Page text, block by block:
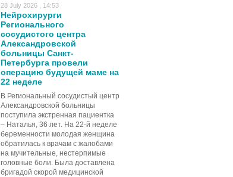
28 July 2026 , 14:53
Нейрохирурги
Регионального
сосудистого центра
Александровской
больницы Санкт-
Петербурга провели
операцию будущей маме на
22 неделе
В Региональный сосудистый центр
Александровской больницы
поступила экстренная пациентка
– Наталья, 36 лет. На 22-й неделе
беременности молодая женщина
обратилась к врачам с жалобами
на мучительные, нестерпимые
головные боли. Была доставлена
бригадой скорой медицинской